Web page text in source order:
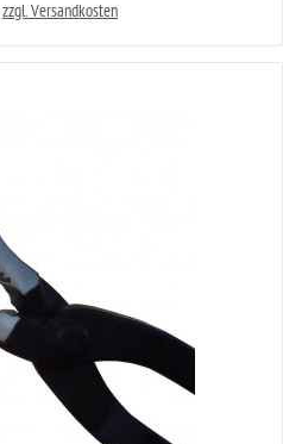
zzgl. Versandkosten